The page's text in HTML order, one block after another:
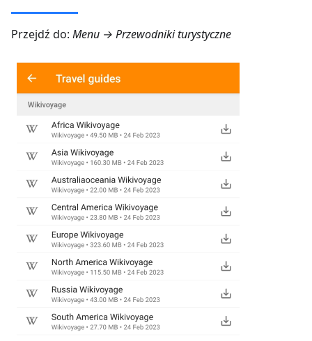
Przejdź do: Menu → Przewodniki turystyczne